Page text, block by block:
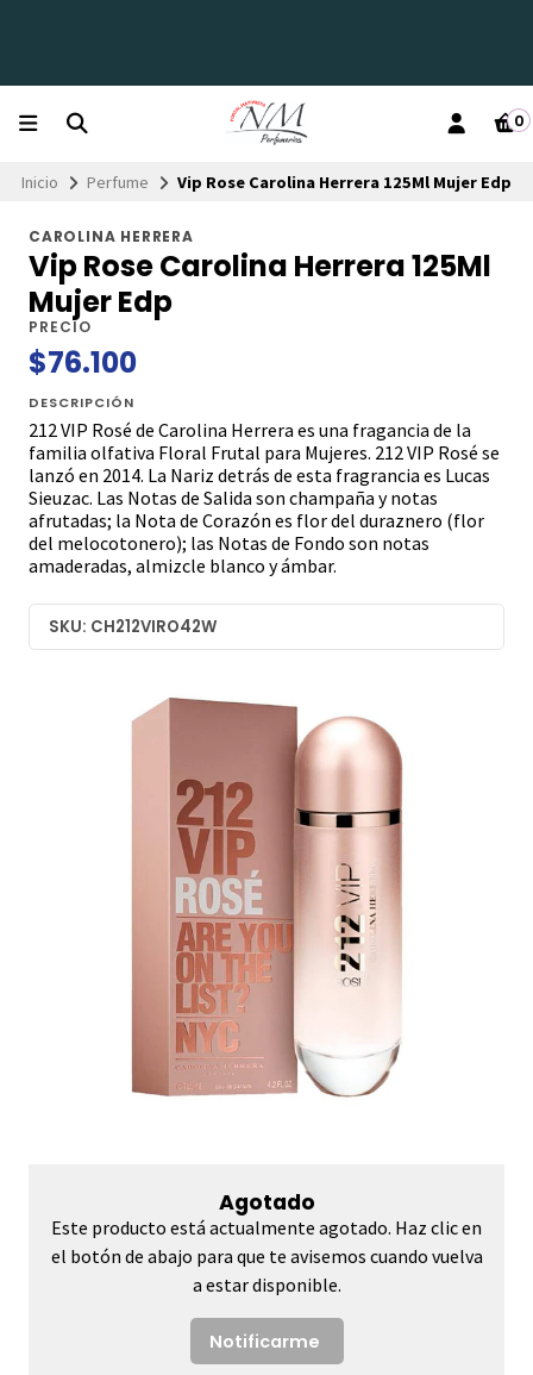
0
Inicio Perfume Vip Rose Carolina Herrera 125Ml Mujer Edp
CAROLINA HERRERA
Vip Rose Carolina Herrera 125Ml
Mujer Edp
PRECIO
$76.100
DESCRIPCIÓN
212 VIP Rosé de Carolina Herrera es una fragancia de la
familia olfativa Floral Frutal para Mujeres. 212 VIP Rosé se
lanzó en 2014. La Nariz detrás de esta fragrancia es Lucas
Sieuzac. Las Notas de Salida son champaña y notas
afrutadas; la Nota de Corazón es flor del duraznero (flor
del melocotonero); las Notas de Fondo son notas
amaderadas, almizcle blanco y ámbar.
SKU: CH212VIRO42W
Agotado
Este producto está actualmente agotado. Haz clic en
el botón de abajo para que te avisemos cuando vuelva
a estar disponible.
Notificarme